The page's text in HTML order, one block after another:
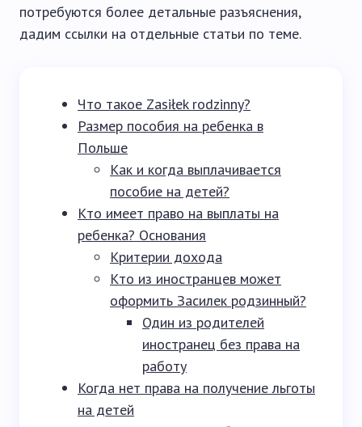
потребуются более детальные разъяснения,
дадим ссылки на отдельные статьи по теме.
Что такое Zasiłek rodzinny?
Размер пособия на ребенка в
Польше
Как и когда выплачивается
пособие на детей?
Кто имеет право на выплаты на
ребенка? Основания
Критерии дохода
Кто из иностранцев может
оформить Засилек родзинный?
Один из родителей
иностранец без права на
работу
Когда нет права на получение льготы
на детей